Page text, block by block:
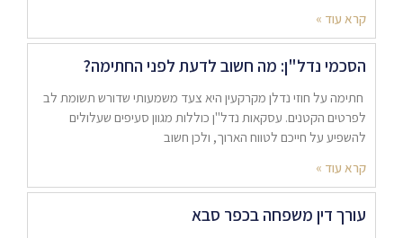
קרא עוד »
הסכמי נדל"ן: מה חשוב לדעת לפני החתימה?
חתימה על חוזי נדלן מקרקעין היא צעד משמעותי שדורש תשומת לב
לפרטים הקטנים. עסקאות נדל"ן כוללות מגוון סעיפים שעלולים
להשפיע על חייכם לטווח הארוך, ולכן חשוב
קרא עוד »
עורך דין משפחה בכפר סבא